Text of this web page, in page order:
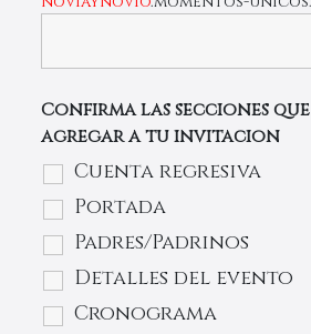
Confirma las secciones que
agregar a tu invitacion
Cuenta regresiva
Portada
Padres/Padrinos
Detalles del evento
Cronograma